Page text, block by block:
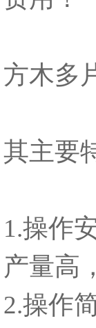
方木多
其主要
1.操作
产量高
2.操作